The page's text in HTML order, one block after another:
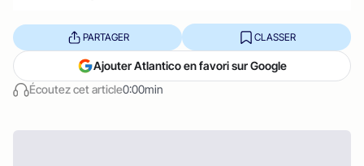
Écoutez cet article0:00min
PARTAGER CLASSER
Ajouter Atlantico en favori sur Google